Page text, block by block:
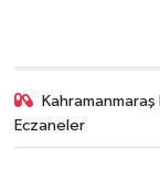
Eczaneler